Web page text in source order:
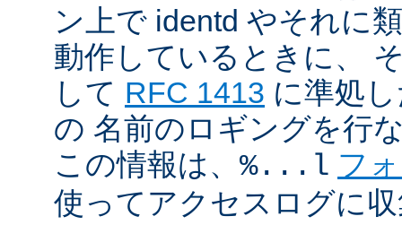
ン上で identd やそれに
動作しているときに、
して RFC 1413 に準処
の 名前のロギングを行
この情報は、 %...l フ
使ってアクセスログに